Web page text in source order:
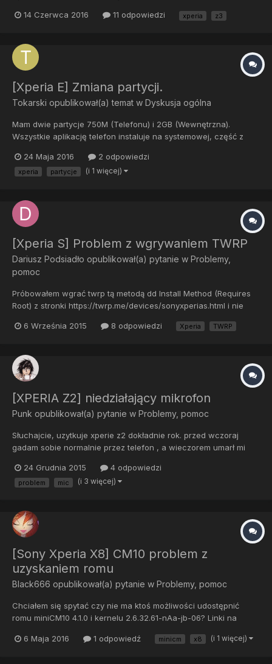
ekran max 5,7", 3GB RAM, dobry aparat, karta pamięci oraz
14 Czerwca 2016 11 odpowiedzi xperia z3
[Xperia E] Zmiana partycji.
Tokarski opublikował(a) temat w Dyskusja ogólna
Mam dwie partycje 750M (Telefonu) i 2GB (Wewnętrzna).
Wszystkie aplikację telefon instaluje na systemowej, część z
dwie partycję telefon jest zrootowany. Jak je złączyć?
24 Maja 2016 2 odpowiedzi
xperia partycje (i 1 więcej)
[Xperia S] Problem z wgrywaniem TWRP
Dariusz Podsiadło opublikował(a) pytanie w Problemy,
pomoc
Próbowałem wgrać twrp tą metodą dd Install Method (Requires
Root) z stronki https://twrp.me/devices/sonyxperias.html i nie
którą wersje próbowałem zainstalować
wpisałem wsz...
6 Września 2015 8 odpowiedzi Xperia TWRP
[XPERIA Z2] niedziałający mikrofon
Punk opublikował(a) pytanie w Problemy, pomoc
Słuchajcie, uzytkuje xperie z2 dokładnie rok. przed wczoraj
gadam sobie normalnie przez telefon , a wieczorem umarł mi
nie jest wina oprogramowania, nawet do stockowego tft kitkata
wracałem i nic, dalej ten sam problem. mam FV na niego. To m...
24 Grudnia 2015 4 odpowiedzi
problem mic (i 3 więcej)
[Sony Xperia X8] CM10 problem z
uzyskaniem romu
Black666 opublikował(a) pytanie w Problemy, pomoc
Chciałem się spytać czy nie ma ktoś możliwości udostępnić
romu miniCM10 4.1.0 i kernelu 2.6.32.61-nAa-jb-06? Linki na
http://forum.xda-developers.com/showthread.php?t=1836116
6 Maja 2016 1 odpowiedź minicm x8 (i 1 więcej)